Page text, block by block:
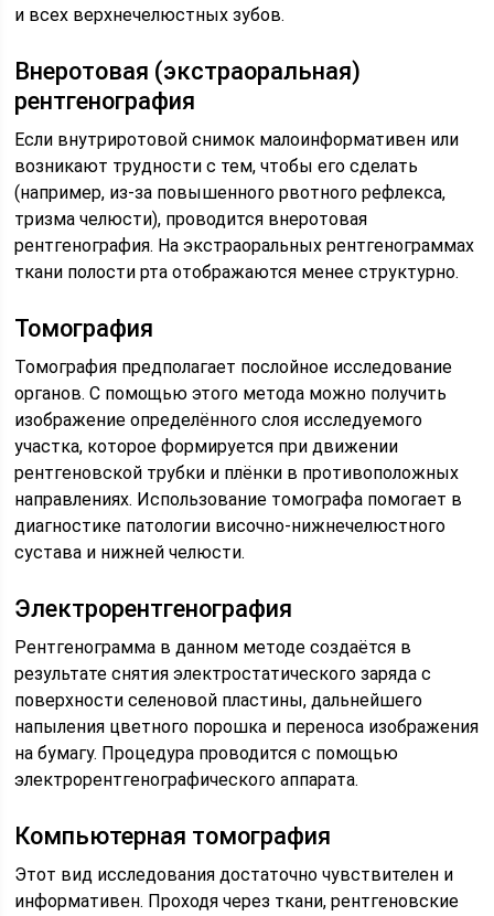
и всех верхнечелюстных зубов.
Внеротовая (экстраоральная)
рентгенография
Если внутриротовой снимок малоинформативен или
возникают трудности с тем, чтобы его сделать
(например, из-за повышенного рвотного рефлекса,
тризма челюсти), проводится внеротовая
рентгенография. На экстраоральных рентгенограммах
ткани полости рта отображаются менее структурно.
Томография
Томография предполагает послойное исследование
органов. С помощью этого метода можно получить
изображение определённого слоя исследуемого
участка, которое формируется при движении
рентгеновской трубки и плёнки в противоположных
направлениях. Использование томографа помогает в
диагностике патологии височно-нижнечелюстного
сустава и нижней челюсти.
Электрорентгенография
Рентгенограмма в данном методе создаётся в
результате снятия электростатического заряда с
поверхности селеновой пластины, дальнейшего
напыления цветного порошка и переноса изображения
на бумагу. Процедура проводится с помощью
электрорентгенографического аппарата.
Компьютерная томография
Этот вид исследования достаточно чувствителен и
информативен. Проходя через ткани, рентгеновские